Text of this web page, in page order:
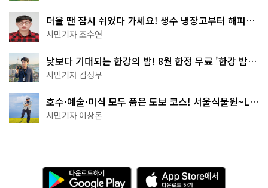
더울 땐 잠시 쉬었다 가세요! 생수 냉장고부터 해피소
·무더위쉼터까지
시민기자 조수연
낮보다 기대되는 한강의 밤! 8월 한정 무료 '한강 밤
핑' 예약은?
시민기자 김성무
호수·예술·미식 모두 품은 도보 코스! 서울식물원~LG
아트센터~마곡테라스거리
시민기자 이상돈
다
운
A
p